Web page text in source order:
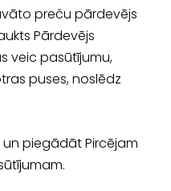
preču pārdevējs
Pārdevējs
veic pasūtījumu,
puses, noslēdz
piegādāt Pircējam